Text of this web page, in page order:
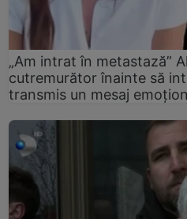
„Am intrat în metastază”
cutremurător înainte să
transmis un mesaj